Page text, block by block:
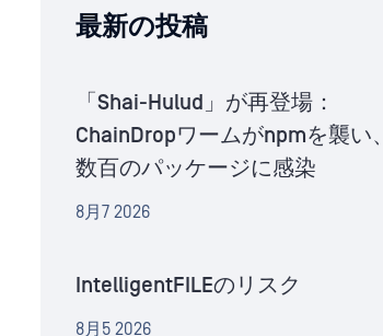
最新の投稿
「Shai-Hulud」が再登場：
ChainDropワームがnpmを襲い、
数百のパッケージに感染
8月7 2026
IntelligentFILEのリスク
8月5 2026